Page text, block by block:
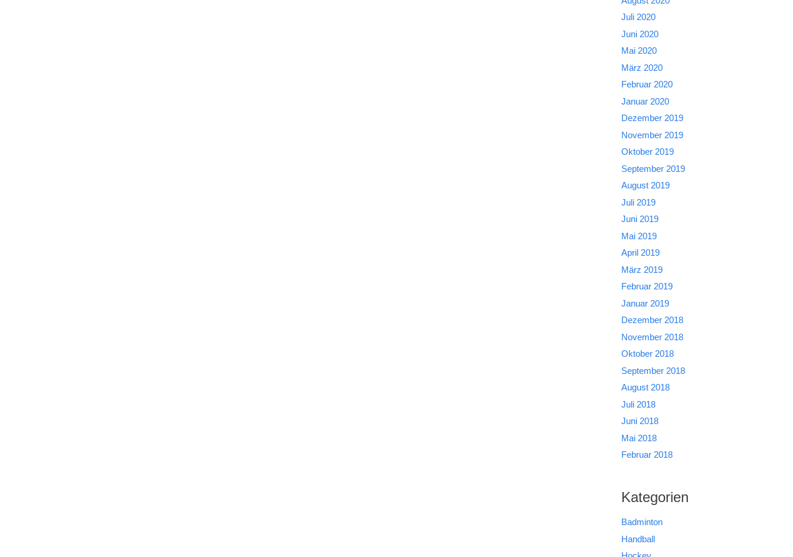
Juli 2020
Juni 2020
Mai 2020
März 2020
Februar 2020
Januar 2020
Dezember 2019
November 2019
Oktober 2019
September 2019
August 2019
Juli 2019
Juni 2019
Mai 2019
April 2019
März 2019
Februar 2019
Januar 2019
Dezember 2018
November 2018
Oktober 2018
September 2018
August 2018
Juli 2018
Juni 2018
Mai 2018
Februar 2018
Kategorien
Badminton
Handball